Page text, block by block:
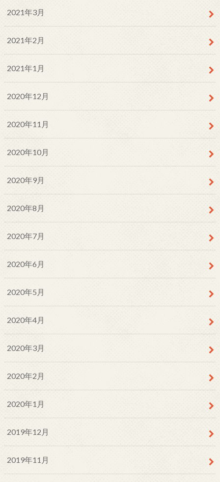
2021年3月
2021年2月
2021年1月
2020年12月
2020年11月
2020年10月
2020年9月
2020年8月
2020年7月
2020年6月
2020年5月
2020年4月
2020年3月
2020年2月
2020年1月
2019年12月
2019年11月